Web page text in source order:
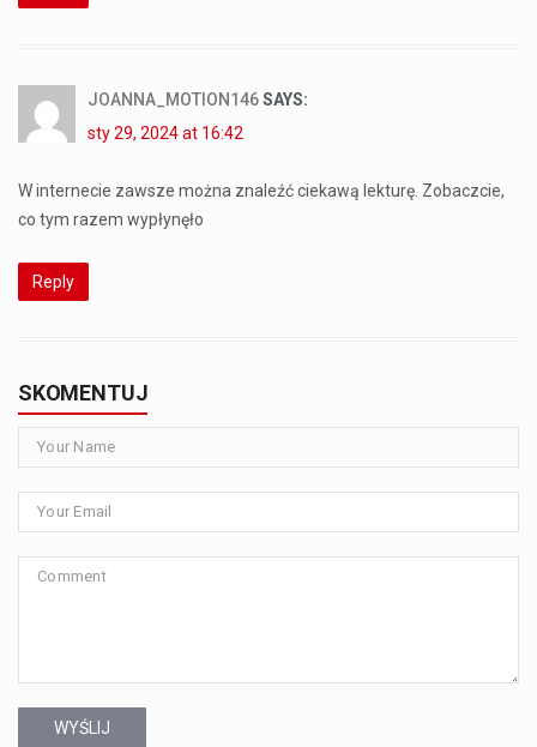
JOANNA_MOTION146SAYS:
sty 29, 2024 at 16:42
W internecie zawsze można znaleźć ciekawą lekturę. Zobaczcie,
co tym razem wypłynęło
Reply
SKOMENTUJ
WYŚLIJ